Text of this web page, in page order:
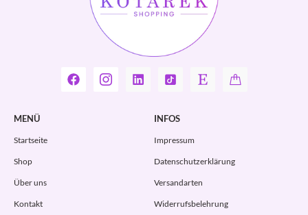
MENÜ
Startseite
Shop
Über uns
Kontakt
INFOS
Impressum
Datenschutzerklärung
Versandarten
Widerrufsbelehrung